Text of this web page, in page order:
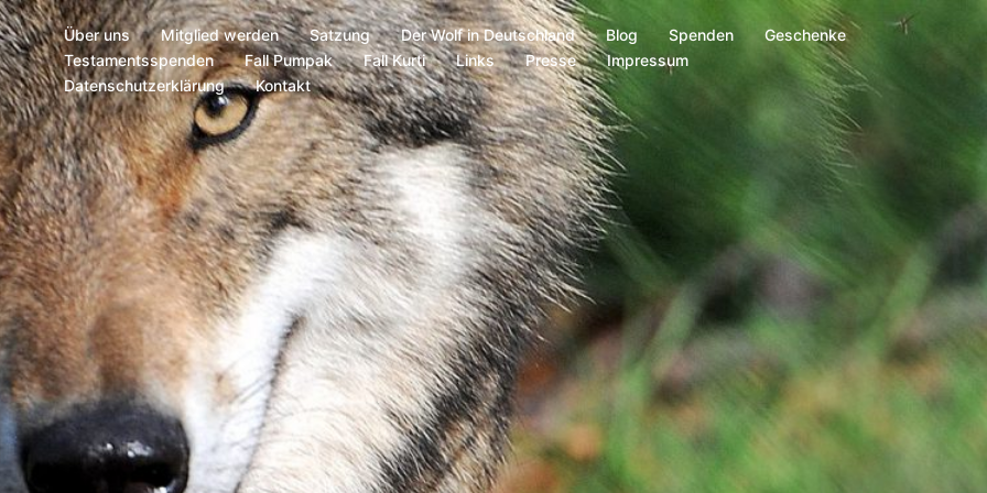
Über uns Mitglied werden Satzung Der Wolf in Deutschland Blog Spenden
Geschenke
Testamentsspenden
Fall Pumpak Fall Kurti Links Presse
Impressum
Datenschutzerklärung
Kontakt